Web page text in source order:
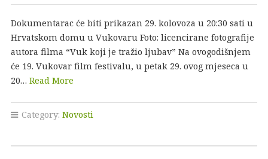
Dokumentarac će biti prikazan 29. kolovoza u 20:30 sati u
Hrvatskom domu u Vukovaru Foto: licencirane fotografije
autora filma “Vuk koji je tražio ljubav” Na ovogodišnjem
će 19. Vukovar film festivalu, u petak 29. ovog mjeseca u
20… Read More
Category: Novosti